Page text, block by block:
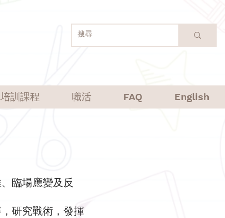
培訓課程 職活 FAQ English
臨場應變及反
研究戰術，發揮